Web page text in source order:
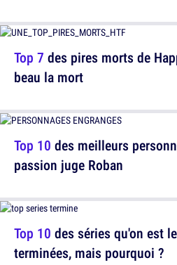
Top 7 des pires morts de
beau la mort
Top 10 des séries qu'on est
terminées, mais pourquoi ?
Top 10 des meilleurs
passion juge Roban